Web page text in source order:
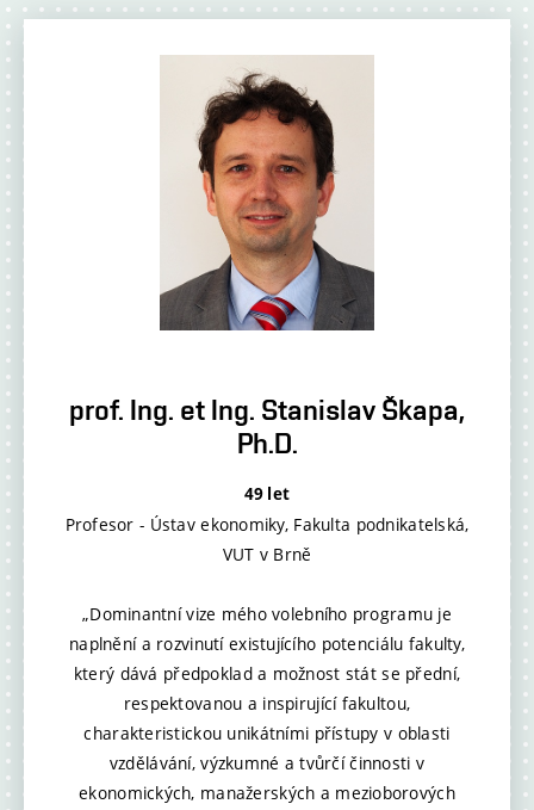
prof. Ing. et Ing. Stanislav Škapa,
Ph.D.
49 let
Profesor - Ústav ekonomiky, Fakulta podnikatelská,
VUT v Brně
„Dominantní vize mého volebního programu je
naplnění a rozvinutí existujícího potenciálu fakulty,
který dává předpoklad a možnost stát se přední,
respektovanou a inspirující fakultou,
charakteristickou unikátními přístupy v oblasti
vzdělávání, výzkumné a tvůrčí činnosti v
ekonomických, manažerských a mezioborových